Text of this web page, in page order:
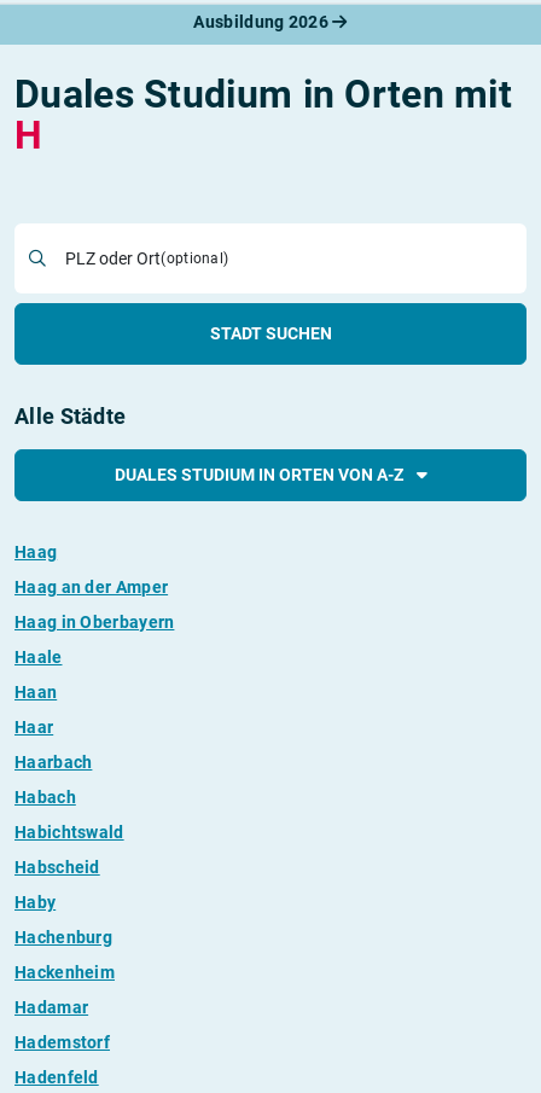
Ausbildung 2026
Duales Studium in Orten mit
H
PLZ oder Ort(optional)
STADT SUCHEN
Alle Städte
DUALES STUDIUM IN ORTEN VON A-Z
Haag
Haag an der Amper
Haag in Oberbayern
Haale
Haan
Haar
Haarbach
Habach
Habichtswald
Habscheid
Haby
Hachenburg
Hackenheim
Hadamar
Hademstorf
Hadenfeld